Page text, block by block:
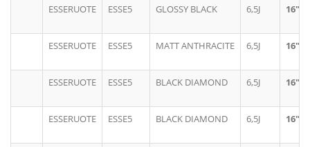
ESSERUOTE ESSE5 GLOSSY BLACK 6,5J 16"
ESSERUOTE ESSE5 MATT ANTHRACITE 6,5J 16"
ESSERUOTE ESSE5 BLACK DIAMOND 6,5J 16"
ESSERUOTE ESSE5 BLACK DIAMOND 6,5J 16"